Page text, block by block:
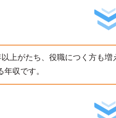
上がたち、役職につく方も
年収です。